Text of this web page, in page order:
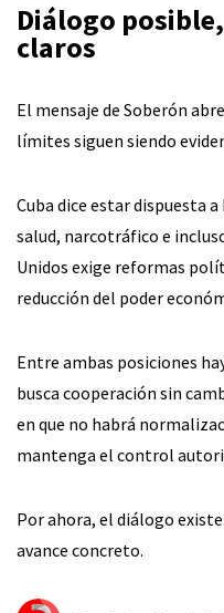
Diálogo
claros
El mensaje de Soberón
límites siguen siendo
Cuba dice estar dispuesta
salud, narcotráfico e
Unidos exige reformas
reducción del poder
Entre ambas posiciones
busca cooperación sin
en que no habrá
mantenga el control
Por ahora, el diálogo
avance concreto.